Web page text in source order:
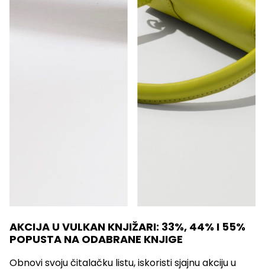
AKCIJA U VULKAN KNJIŽARI: 33%, 44% I 55%
POPUSTA NA ODABRANE KNJIGE
Obnovi svoju čitalačku listu, iskoristi sjajnu akciju u